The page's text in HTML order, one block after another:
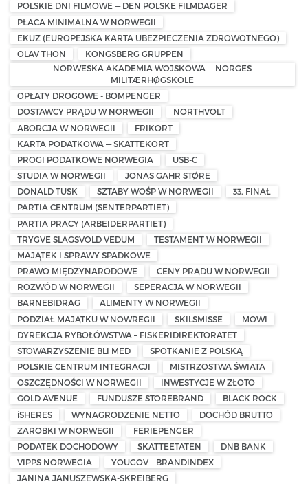
POLSKIE DNI FILMOWE — DEN POLSKE FILMDAGER
PŁACA MINIMALNA W NORWEGII
EKUZ (EUROPEJSKA KARTA UBEZPIECZENIA ZDROWOTNEGO)
OLAV THON
KONGSBERG GRUPPEN
NORWESKA AKADEMIA WOJSKOWA — NORGES
MILITÆRHØGSKOLE
OPŁATY DROGOWE - BOMPENGER
DOSTAWCY PRĄDU W NORWEGII
NORTHVOLT
ABORCJA W NORWEGII
FRIKORT
KARTA PODATKOWA — SKATTEKORT
PROGI PODATKOWE NORWEGIA
USB-C
STUDIA W NORWEGII
JONAS GAHR STØRE
DONALD TUSK
SZTABY WOŚP W NORWEGII
33. FINAŁ
PARTIA CENTRUM (SENTERPARTIET)
PARTIA PRACY (ARBEIDERPARTIET)
TRYGVE SLAGSVOLD VEDUM
TESTAMENT W NORWEGII
MAJĄTEK I SPRAWY SPADKOWE
PRAWO MIĘDZYNARODOWE
CENY PRĄDU W NORWEGII
ROZWÓD W NORWEGII
SEPERACJA W NORWEGII
BARNEBIDRAG
ALIMENTY W NORWEGII
PODZIAŁ MAJĄTKU W NOWREGII
SKILSMISSE
MOWI
DYREKCJA RYBOŁÓWSTWA – FISKERIDIREKTORATET
STOWARZYSZENIE BLI MED
SPOTKANIE Z POLSKĄ
POLSKIE CENTRUM INTEGRACJI
MISTRZOSTWA ŚWIATA
OSZCZĘDNOŚCI W NORWEGII
INWESTYCJE W ZŁOTO
GOLD AVENUE
FUNDUSZE STOREBRAND
BLACK ROCK
iSHERES
WYNAGRODZENIE NETTO
DOCHÓD BRUTTO
ZAROBKI W NORWEGII
FERIEPENGER
PODATEK DOCHODOWY
SKATTEETATEN
DNB BANK
VIPPS NORWEGIA
YOUGOV – BRANDINDEX
JANINA JANUSZEWSKA-SKREIBERG